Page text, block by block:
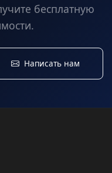
бесплатную
Написать нам